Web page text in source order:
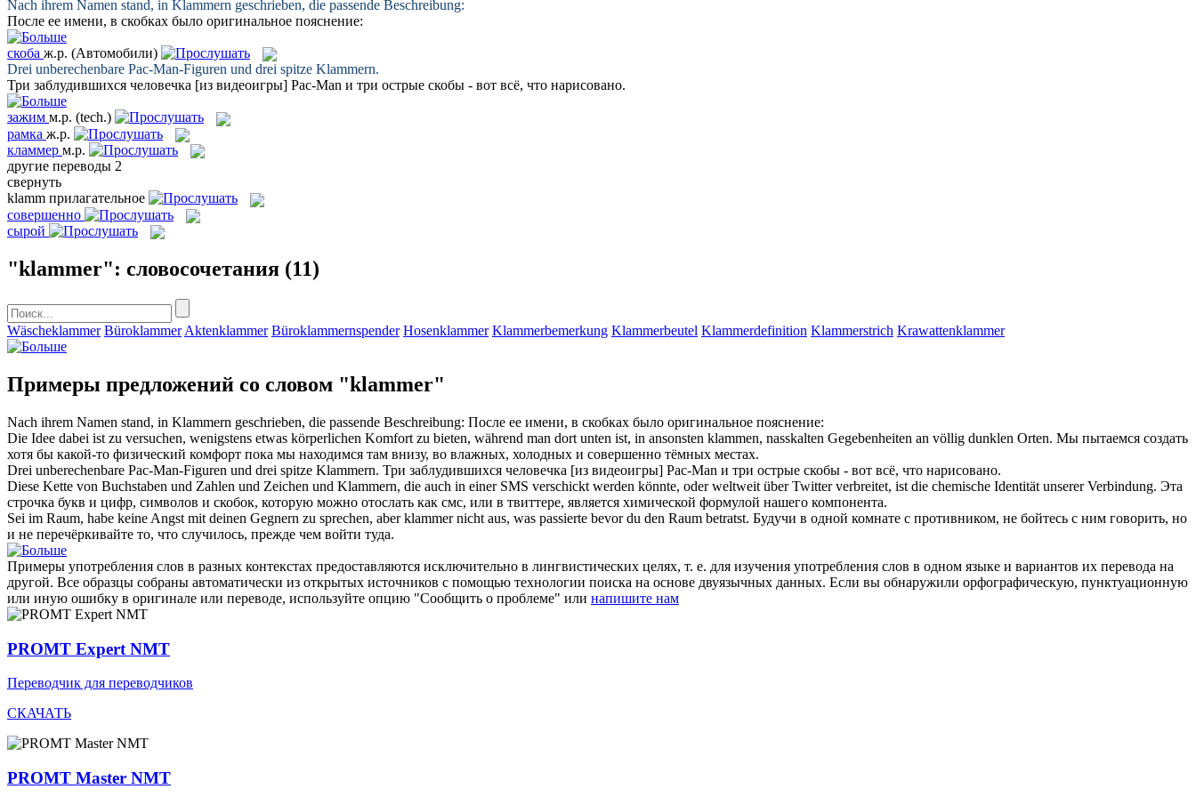
Nach ihrem Namen stand, in Klammern geschrieben, die passende Beschreibung:
После ее имени, в скобках было оригинальное пояснение:
скоба ж.р. (Автомобили)
Drei unberechenbare Pac-Man-Figuren und drei spitze Klammern.
Три заблудившихся человечка [из видеоигры] Pac-Man и три острые скобы - вот всё, что нарисовано.
зажим м.р. (tech.)
рамка ж.р.
кламмер м.р.
другие переводы 2
свернуть
klamm прилагательное
совершенно
сырой
"klammer": словосочетания (11)
Wäscheklammer Büroklammer Aktenklammer Büroklammernspender Hosenklammer Klammerbemerkung Klammerbeutel Klammerdefinition Klammerstrich Krawattenklammer
Примеры предложений со словом "klammer"
Nach ihrem Namen stand, in Klammern geschrieben, die passende Beschreibung: После ее имени, в скобках было оригинальное пояснение:
Die Idee dabei ist zu versuchen, wenigstens etwas körperlichen Komfort zu bieten, während man dort unten ist, in ansonsten klammen, nasskalten Gegebenheiten an völlig dunklen Orten. Мы пытаемся создать
хотя бы какой-то физический комфорт пока мы находимся там внизу, во влажных, холодных и совершенно тёмных местах.
Drei unberechenbare Pac-Man-Figuren und drei spitze Klammern. Три заблудившихся человечка [из видеоигры] Pac-Man и три острые скобы - вот всё, что нарисовано.
Diese Kette von Buchstaben und Zahlen und Zeichen und Klammern, die auch in einer SMS verschickt werden könnte, oder weltweit über Twitter verbreitet, ist die chemische Identität unserer Verbindung. Эта
строчка букв и цифр, символов и скобок, которую можно отослать как смс, или в твиттере, является химической формулой нашего компонента.
Sei im Raum, habe keine Angst mit deinen Gegnern zu sprechen, aberklammernicht aus, was passierte bevor du den Raum betratst. Будучи в одной комнате с противником, не бойтесь с ним говорить, но
и не перечёркивайте то, что случилось, прежде чем войти туда.
Примеры употребления слов в разных контекстах предоставляются исключительно в лингвистических целях, т. е. для изучения употребления слов в одном языке и вариантов их перевода на
другой. Все образцы собраны автоматически из открытых источников с помощью технологии поиска на основе двуязычных данных. Если вы обнаружили орфографическую, пунктуационную
или иную ошибку в оригинале или переводе, используйте опцию "Сообщить о проблеме" или напишите нам
PROMT Expert NMT
Переводчик для переводчиков
СКАЧАТЬ
PROMT Master NMT